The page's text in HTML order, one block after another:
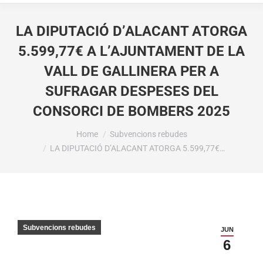
LA DIPUTACIÓ D’ALACANT ATORGA
5.599,77€ A L’AJUNTAMENT DE LA
VALL DE GALLINERA PER A
SUFRAGAR DESPESES DEL
CONSORCI DE BOMBERS 2025
Home
Subvencions rebudes
LA DIPUTACIÓ D’ALACANT ATORGA 5.599,77€…
JUN
6
Subvencions rebudes